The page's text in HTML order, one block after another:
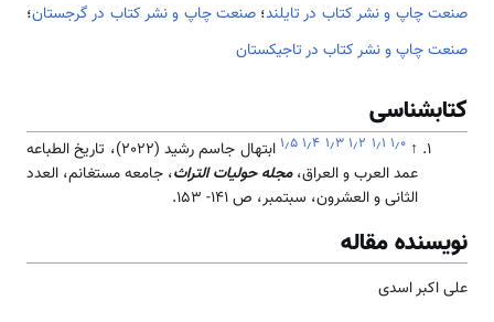
صنعت چاپ و نشر کتاب در تایلند؛صنعت چاپ و نشر کتاب در گرجستان؛
صنعت چاپ و نشر کتاب در تاجیکستان
کتابشناسی
↑۱٫۰ ۱٫۱ ۱٫۲ ۱٫۳ ۱٫۴ ۱٫۵
ابتهال جاسم رشید (2022)، تاریخ الطباعه
عمد العرب و العراق،مجله حولیات التراث، جامعه مستغانم، العدد
الثانی و العشرون، سبتمبر، ص 141- 153.
نویسنده مقاله
علی اکبر اسدی